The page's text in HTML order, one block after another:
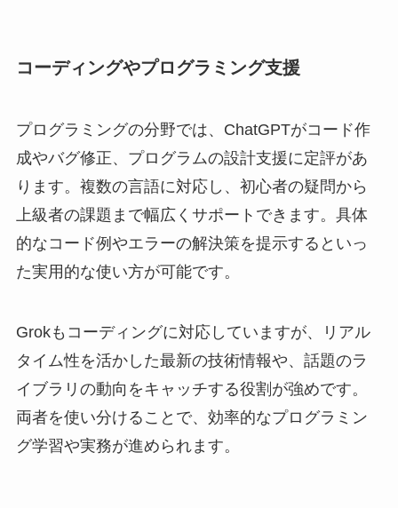
コーディングやプログラミング支援
プログラミングの分野では、ChatGPTがコード作
成やバグ修正、プログラムの設計支援に定評があ
ります。複数の言語に対応し、初心者の疑問から
上級者の課題まで幅広くサポートできます。具体
的なコード例やエラーの解決策を提示するといっ
た実用的な使い方が可能です。
Grokもコーディングに対応していますが、リアル
タイム性を活かした最新の技術情報や、話題のラ
イブラリの動向をキャッチする役割が強めです。
両者を使い分けることで、効率的なプログラミン
グ学習や実務が進められます。